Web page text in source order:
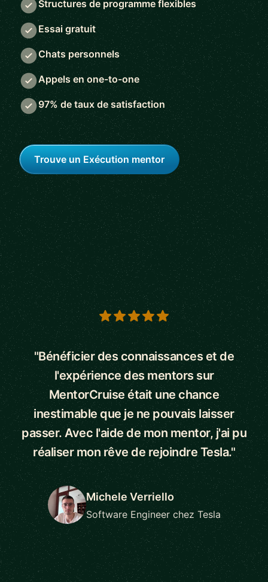
Structures de programme flexibles
Essai gratuit
Chats personnels
Appels en one-to-one
97% de taux de satisfaction
Trouve un Exécution mentor
5 out of 5 stars
"Bénéficier des connaissances et de
l'expérience des mentors sur
MentorCruise était une chance
inestimable que je ne pouvais laisser
passer. Avec l'aide de mon mentor, j'ai pu
réaliser mon rêve de rejoindre Tesla."
Michele Verriello
Software Engineer chez Tesla